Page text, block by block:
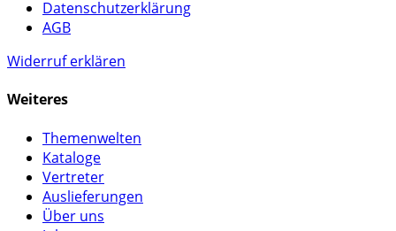
Datenschutzerklärung
AGB
Widerruf erklären
Weiteres
Themenwelten
Kataloge
Vertreter
Auslieferungen
Über uns